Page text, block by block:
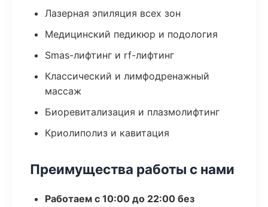
Лазерная эпиляция всех зон
Медицинский педикюр и подология
Smas-лифтинг и rf-лифтинг
Классический и лимфодренажный
массаж
Биоревитализация и плазмолифтинг
Криолиполиз и кавитация
Преимущества работы с нами
Работаем с 10:00 до 22:00 без